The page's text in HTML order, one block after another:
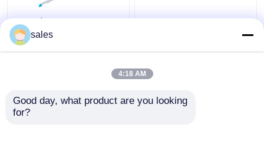
Διπλή κάννουλα
τραχειών σωλήνων
Cuffed Tracheostomy
ODM βρογχικός
sales
4:18 AM
Good day, what product are you looking
for?